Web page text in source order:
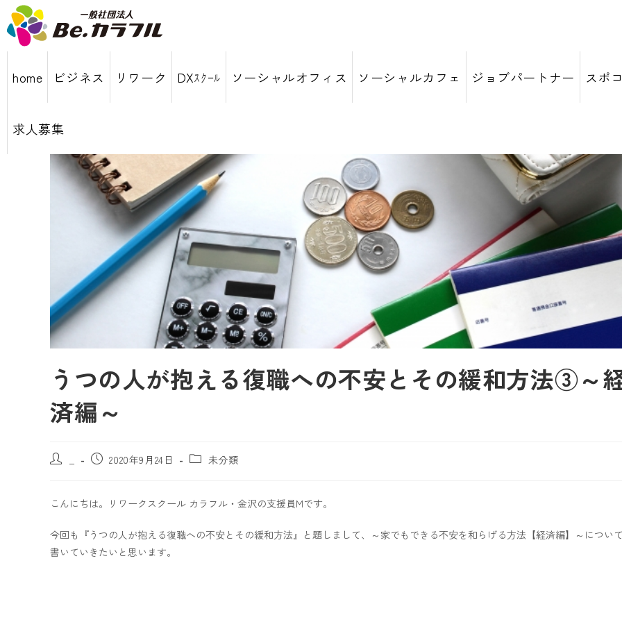
home ビジネス リワーク DXｽｸｰﾙ ソーシャルオフィス ソーシャルカフェ ジョブパートナー スポ
求人募集
うつの人が抱える復職への不安とその緩和方法③～
済編～
2020年9月24日 未分類
こんにちは。リワークスクール カラフル・金沢の支援員Mです。
今回も『うつの人が抱える復職への不安とその緩和方法』と題しまして、～家でもできる不安を和らげる方法【経済編】～につい
書いていきたいと思います。